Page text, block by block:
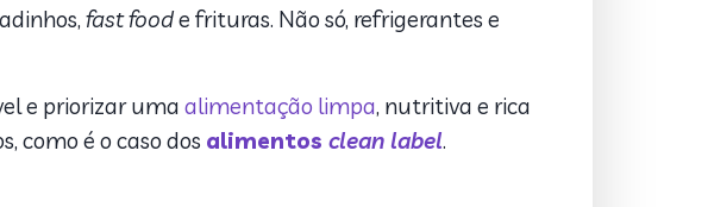
fast foode frituras. Não só, refrigerantes e
e priorizar uma alimentação limpa, nutritiva e rica
como é o caso dos alimentos clean label.